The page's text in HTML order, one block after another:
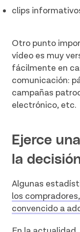
clips
Otro punto
vídeo es muy
fácilmente en
comunicación:
campañas
electrónico, etc.
Ejerce
la
Algunas
los
convencido a